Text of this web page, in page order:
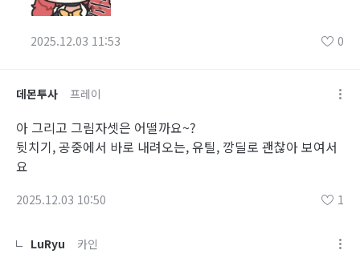
2025.12.03 11:53 0
데몬투사 프레이
아 그리고 그림자셋은 어떨까요~?
뒷치기, 공중에서 바로 내려오는, 유틸, 깡딜로 괜찮아 보여서
요
2025.12.03 10:50 1
LuRyu 카인